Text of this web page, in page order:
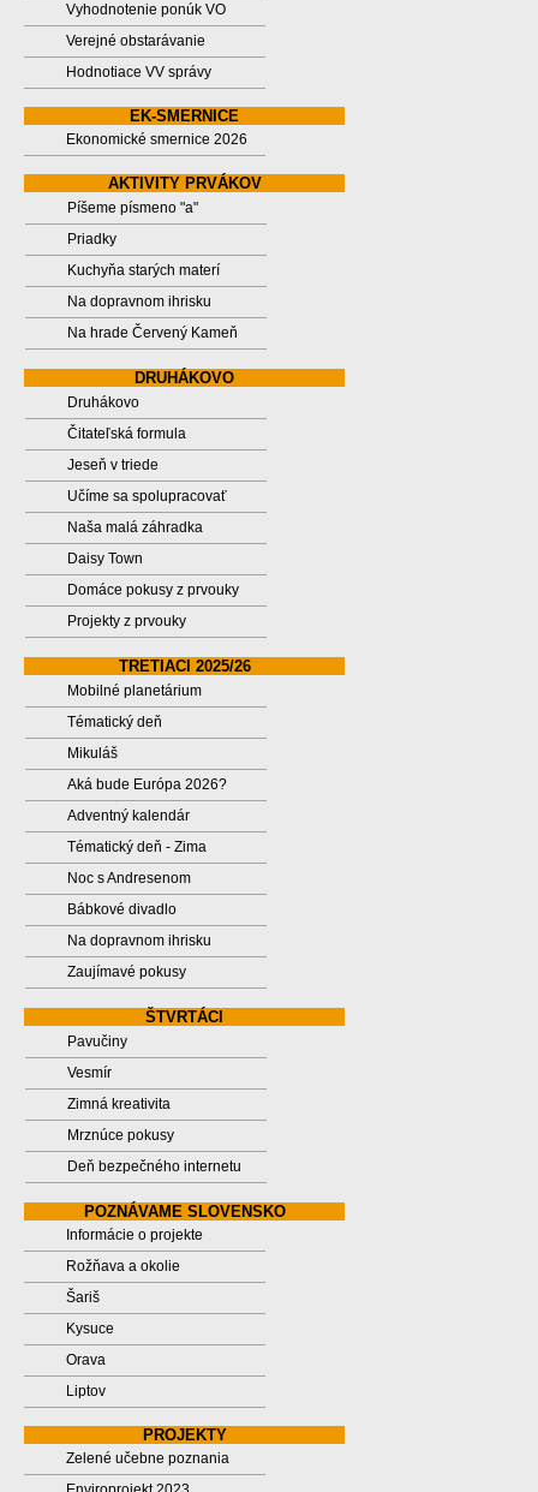
Vyhodnotenie ponúk VO
Verejné obstarávanie
Hodnotiace VV správy
EK-SMERNICE
Ekonomické smernice 2026
AKTIVITY PRVÁKOV
Píšeme písmeno "a"
Priadky
Kuchyňa starých materí
Na dopravnom ihrisku
Na hrade Červený Kameň
DRUHÁKOVO
Druhákovo
Čitateľská formula
Jeseň v triede
Učíme sa spolupracovať
Naša malá záhradka
Daisy Town
Domáce pokusy z prvouky
Projekty z prvouky
TRETIACI 2025/26
Mobilné planetárium
Tématický deň
Mikuláš
Aká bude Európa 2026?
Adventný kalendár
Tématický deň - Zima
Noc s Andresenom
Bábkové divadlo
Na dopravnom ihrisku
Zaujímavé pokusy
ŠTVRTÁCI
Pavučiny
Vesmír
Zimná kreativita
Mrznúce pokusy
Deň bezpečného internetu
POZNÁVAME SLOVENSKO
Informácie o projekte
Rožňava a okolie
Šariš
Kysuce
Orava
Liptov
PROJEKTY
Zelené učebne poznania